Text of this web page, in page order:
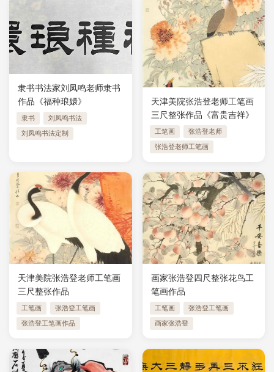
隶书书法家刘凤鸣老师隶书
作品《福种琅嬛》
隶书 刘凤鸣书法
刘凤鸣书法定制
天津美院张浩登老师工笔画
三尺整张作品《富贵吉祥》
工笔画 张浩登老师
张浩登老师工笔画
天津美院张浩登老师工笔画
三尺整张作品
工笔画 张浩登工笔画
张浩登工笔画作品
画家张浩登四尺整张花鸟工
笔画作品
工笔画 张浩登工笔画
画家张浩登